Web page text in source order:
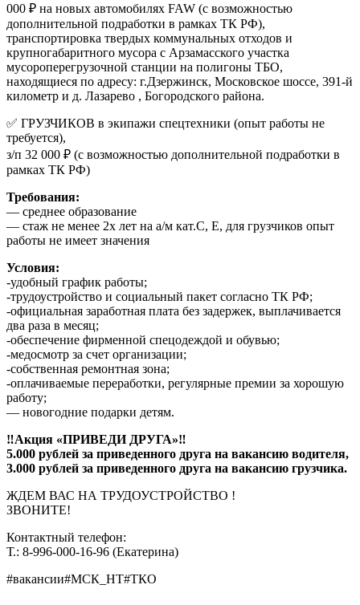
000 ₽ на новых автомобилях FAW (с возможностью
дополнительной подработки в рамках ТК РФ),
транспортировка твердых коммунальных отходов и
крупногабаритного мусора с Арзамасского участка
мусороперегрузочной станции на полигоны ТБО,
находящиеся по адресу: г.Дзержинск, Московское шоссе, 391-й
километр и д. Лазарево , Богородского района.
✅ ГРУЗЧИКОВ в экипажи спецтехники (опыт работы не
требуется),
з/п 32 000 ₽ (с возможностью дополнительной подработки в
рамках ТК РФ)
Требования:
— среднее образование
— стаж не менее 2х лет на а/м кат.С, Е, для грузчиков опыт
работы не имеет значения
Условия:
-удобный график работы;
-трудоустройство и социальный пакет согласно ТК РФ;
-официальная заработная плата без задержек, выплачивается
два раза в месяц;
-обеспечение фирменной спецодеждой и обувью;
-медосмотр за счет организации;
-собственная ремонтная зона;
-оплачиваемые переработки, регулярные премии за хорошую
работу;
— новогодние подарки детям.
‼Акция «ПРИВЕДИ ДРУГА»‼
5.000 рублей за приведенного друга на вакансию водителя,
3.000 рублей за приведенного друга на вакансию грузчика.
ЖДЕМ ВАС НА ТРУДОУСТРОЙСТВО !
ЗВОНИТЕ!
Контактный телефон:
Т.: 8-996-000-16-96 (Екатерина)
#вакансии#МСК_НТ#ТКО